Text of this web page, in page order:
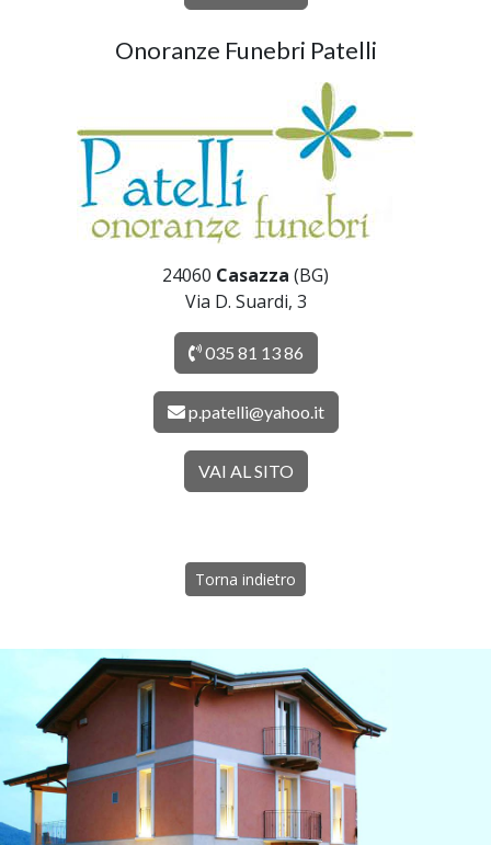
Onoranze Funebri Patelli
24060 Casazza (BG)
Via D. Suardi, 3
035 81 13 86
p.patelli@yahoo.it
VAI AL SITO
Torna indietro